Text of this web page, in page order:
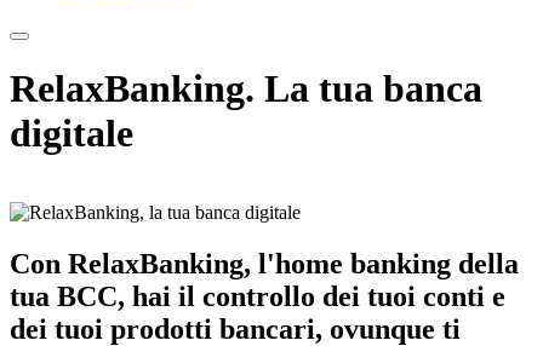
RelaxBanking. La tua banca
digitale
Con RelaxBanking, l'home banking della
tua BCC, hai il controllo dei tuoi conti e
dei tuoi prodotti bancari, ovunque ti